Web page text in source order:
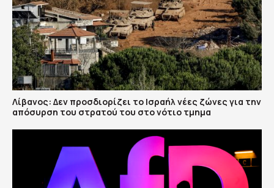
Λίβανος: Δεν προσδιορίζει το Ισραήλ νέες ζώνες για την
απόσυρση του στρατού του στο νότιο τμημα